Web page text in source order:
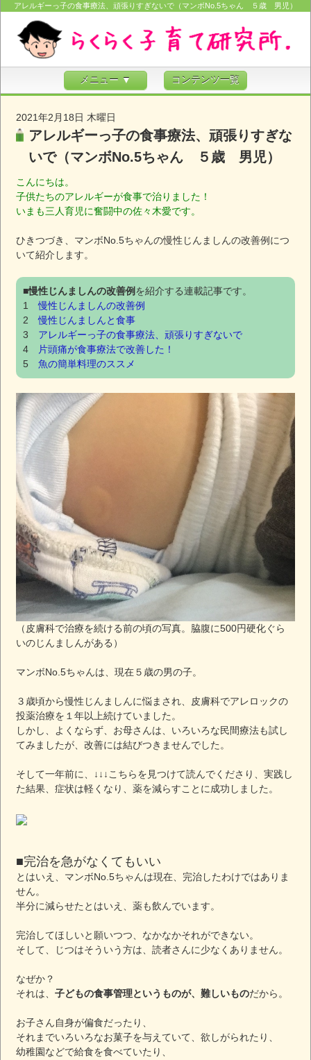
アレルギーっ子の食事療法、頑張りすぎないで（マンボNo.5ちゃん ５歳 男児）
メニュー ▼ コンテンツ一覧
2021年2月18日 木曜日
アレルギーっ子の食事療法、頑張りすぎな
いで（マンボNo.5ちゃん ５歳 男児）
こんにちは。
子供たちのアレルギーが食事で治りました！
いまも三人育児に奮闘中の佐々木愛です。
ひきつづき、マンボNo.5ちゃんの慢性じんましんの改善例につ
いて紹介します。
■慢性じんましんの改善例を紹介する連載記事です。
1慢性じんましんの改善例
2慢性じんましんと食事
3 アレルギーっ子の食事療法、頑張りすぎないで
4
片頭痛が食事療法で改善した！
5魚の簡単料理のススメ
（皮膚科で治療を続ける前の頃の写真。脇腹に500円硬化ぐら
いのじんましんがある）
マンボNo.5ちゃんは、現在５歳の男の子。
３歳頃から慢性じんましんに悩まされ、皮膚科でアレロックの
投薬治療を１年以上続けていました。
しかし、よくならず、お母さんは、いろいろな民間療法も試し
てみましたが、改善には結びつきませんでした。
そして一年前に、↓↓↓こちらを見つけて読んでくださり、実践し
た結果、症状は軽くなり、薬を減らすことに成功しました。
■完治を急がなくてもいい
とはいえ、マンボNo.5ちゃんは現在、完治したわけではありま
せん。
半分に減らせたとはいえ、薬も飲んでいます。
完治してほしいと願いつつ、なかなかそれができない。
そして、じつはそういう方は、読者さんに少なくありません。
なぜか？
それは、子どもの食事管理というものが、難しいものだから。
お子さん自身が偏食だったり、
それまでいろいろなお菓子を与えていて、欲しがられたり、
幼稚園などで給食を食べていたり、